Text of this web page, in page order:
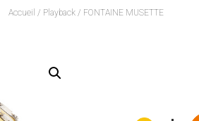
Accueil / Playback / FONTAINE MUSETTE